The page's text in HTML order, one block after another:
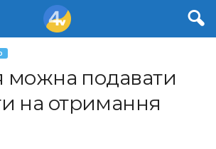
можна подавати
на отримання